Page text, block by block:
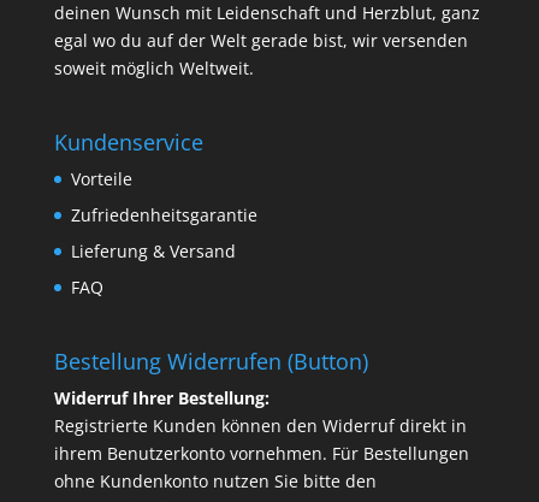
deinen Wunsch mit Leidenschaft und Herzblut, ganz
egal wo du auf der Welt gerade bist, wir versenden
soweit möglich Weltweit.
Kundenservice
Vorteile
Zufriedenheitsgarantie
Lieferung & Versand
FAQ
Bestellung Widerrufen (Button)
Widerruf Ihrer Bestellung:
Registrierte Kunden können den Widerruf direkt in
ihrem Benutzerkonto vornehmen. Für Bestellungen
ohne Kundenkonto nutzen Sie bitte den